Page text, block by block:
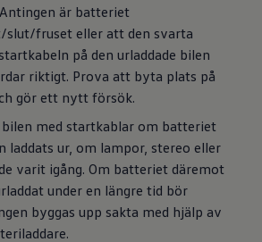
är batteriet
slut/fruset eller att den svarta
på den urladdade bilen
riktigt. Prova att byta plats på
gör ett nytt försök.
med startkablar om batteriet
laddats ur, om lampor, stereo eller
varit igång. Om batteriet däremot
under en längre tid bör
byggas upp sakta med hjälp av